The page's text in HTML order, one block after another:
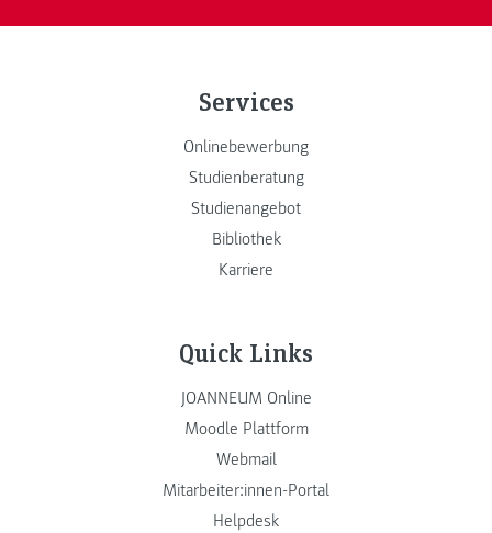
Services
Onlinebewerbung
Studienberatung
Studienangebot
Bibliothek
Karriere
Quick Links
JOANNEUM Online
Moodle Plattform
Webmail
Mitarbeiter:innen-Portal
Helpdesk